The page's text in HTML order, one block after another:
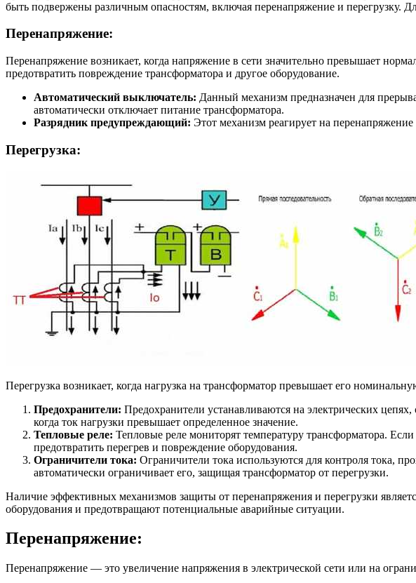
быть подвержены различным опасностям, включая перенапряжение и перегрузку.
Перенапряжение:
Перенапряжение возникает, когда напряжение в сети значительно превышает
предотвратить повреждение трансформатора и другое оборудование.
Автоматический выключатель: Данный механизм предназначен для
автоматически отключает питание трансформатора.
Разрядник предупреждающий: Этот механизм реагирует на
Перегрузка:
Перегрузка возникает, когда нагрузка на трансформатор превышает его
Предохранители: Предохранители устанавливаются на электрических
когда ток нагрузки превышает определенное значение.
Тепловые реле: Тепловые реле мониторят температуру трансформатора.
предотвратить перегрев и повреждение оборудования.
Ограничители тока: Ограничители тока используются для контроля тока,
автоматически ограничивает его, защищая трансформатор от перегрузки.
Наличие эффективных механизмов защиты от перенапряжения и перегрузки
оборудования и предотвращают потенциальные аварийные ситуации.
Перенапряжение:
Перенапряжение — это увеличение напряжения в электрической сети или на